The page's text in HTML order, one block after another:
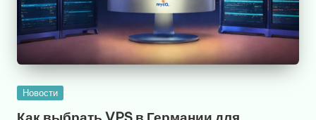
Опубликовано
Новости